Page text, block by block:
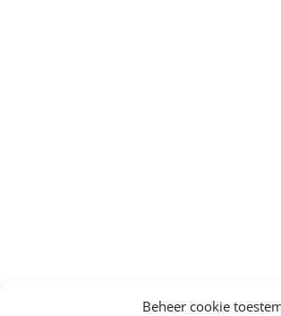
Beheer cookie